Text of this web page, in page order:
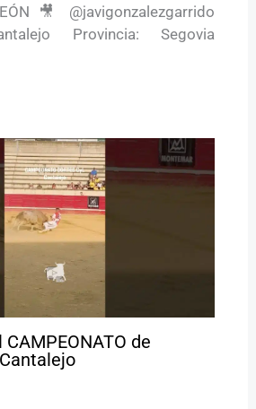
🎥 @javigonzalezgarrido
Provincia: Segovia
CAMPEONATO de